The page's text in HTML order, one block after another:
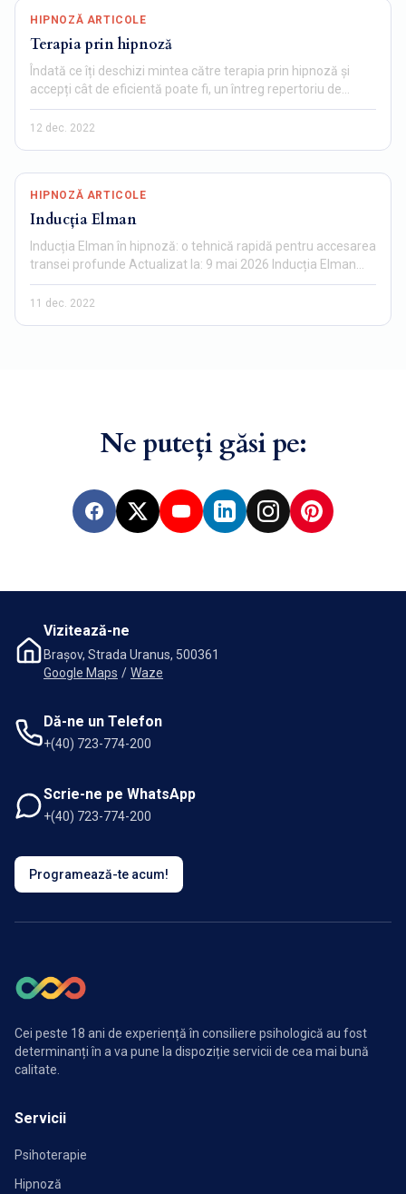
HIPNOZĂ ARTICOLE
Terapia prin hipnoză
Îndată ce îți deschizi mintea către terapia prin hipnoză și
accepți cât de eficientă poate fi, un întreg repertoriu de…
12 dec. 2022
HIPNOZĂ ARTICOLE
Inducția Elman
Inducția Elman în hipnoză: o tehnică rapidă pentru accesarea
transei profunde Actualizat la: 9 mai 2026 Inducția Elman…
11 dec. 2022
Ne puteți găsi pe:
Facebook
X YouTubeLinkedInInstagramPinterest
Vizitează-ne
Brașov, Strada Uranus, 500361
Google Maps / Waze
Dă-ne un Telefon
+(40) 723-774-200
Scrie-ne pe WhatsApp
+(40) 723-774-200
Programează-te acum!
Cei peste 18 ani de experiență în consiliere psihologică au fost
determinanți în a va pune la dispoziție servicii de cea mai bună
calitate.
Servicii
Psihoterapie
Hipnoză